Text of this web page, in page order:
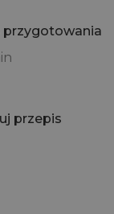
przygotowania
przepis